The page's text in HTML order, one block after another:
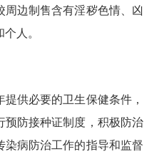
边制售含有淫秽色情、凶
人。
供必要的卫生保健条件，
预防接种证制度，积极防治
染病防治工作的指导和监督